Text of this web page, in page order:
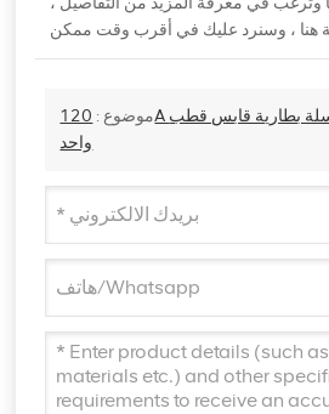
موضوع : 120A رمادي موصل سلسلة بطارية قابس قطب
واحد